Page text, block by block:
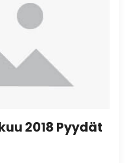
2018 Pyydät